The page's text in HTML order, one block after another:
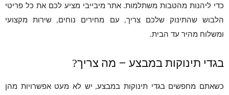
כדי ליהנות מהטבות משתלמות. אתר מיבייבי מציע לכם את כל פריטי
הלבוש שהתינוק שלכם צריך, עם מחירים נוחים, שירות מקצועי
ומשלוח מהיר עד הבית.
בגדי תינוקות במבצע – מה צריך?
כשאתם מחפשים בגדי תינוקות במבצע, יש לא מעט אפשרויות מהן